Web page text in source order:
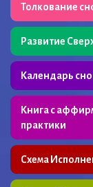
Толкование
Развитие
Календарь
Книга с
практики
Схема